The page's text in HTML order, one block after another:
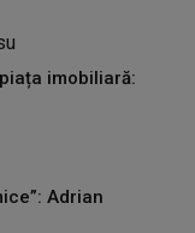
imobiliară:
Adrian